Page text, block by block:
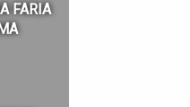
FARIA